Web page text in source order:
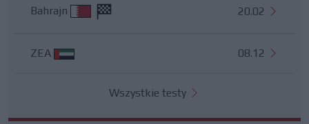
Bahrajn 20.02
ZEA 08.12
Wszystkie testy